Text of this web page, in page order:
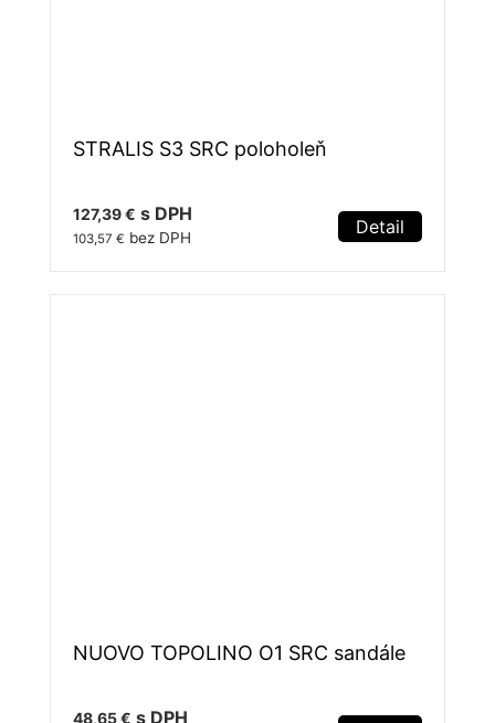
STRALIS S3 SRC poloholeň
127,39 € s DPH
103,57 € bez DPH Detail
NUOVO TOPOLINO O1 SRC sandále
48,65 € s DPH